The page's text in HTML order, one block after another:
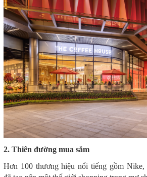
2. Thiên đường mua sắm
Hơn 100 thương hiệu nổi tiếng gồm Nike,